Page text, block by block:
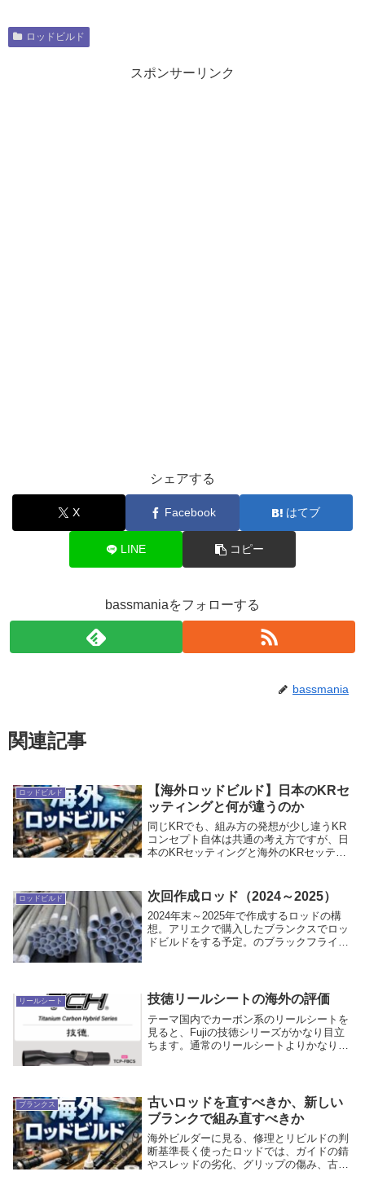
ロッドビルド
スポンサーリンク
シェアする
X Facebook はてブ
LINE コピー
bassmaniaをフォローする
bassmania
関連記事
ロッドビルド
【海外ロッドビルド】日本のKRセ
ッティングと何が違うのか
同じKRでも、組み方の発想が少し違うKR
コンセプト自体は共通の考え方ですが、日
本のKRセッティングと海外のKRセッティ
くか、どこまで小さくするか、何を優先す
るかで差...
ロッドビルド 次回作成ロッド（2024～2025）
2024年末～2025年で作成するロッドの構
想。アリエクで購入したブランクスでロッ
ドビルドをする予定。のブラックフライデ
リールシート 技徳リールシートの海外の評価
テーマ国内でカーボン系のリールシートを
見ると、Fujiの技徳シリーズがかなり目立
ちます。通常のリールシートよりかなり高
し海外で...
ブランクス
古いロッドを直すべきか、新しい
ブランクで組み直すべきか
海外ビルダーに見る、修理とリビルドの判
断基準長く使ったロッドでは、ガイドの錆
やスレッドの劣化、グリップの傷み、古い